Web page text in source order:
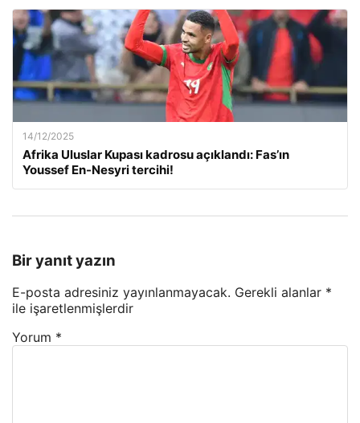
14/12/2025
Afrika Uluslar Kupası kadrosu açıklandı: Fas’ın
Youssef En-Nesyri tercihi!
Bir yanıt yazın
E-posta adresiniz yayınlanmayacak. Gerekli alanlar *
ile işaretlenmişlerdir
Yorum *